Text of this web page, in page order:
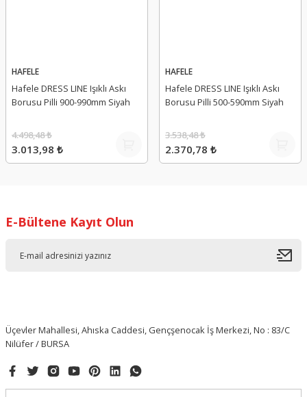
HAFELE
Hafele DRESS LINE Işıklı Askı
Borusu Pilli 900-990mm Siyah
3.013,98 ₺
4.498,48 ₺
HAFELE
Hafele DRESS LINE Işıklı Askı
Borusu Pilli 500-590mm Siyah
2.370,78 ₺
3.538,48 ₺
E-Bültene Kayıt Olun
Üçevler Mahallesi, Ahıska Caddesi, Gençşenocak İş Merkezi, No : 83/C
Nilüfer / BURSA